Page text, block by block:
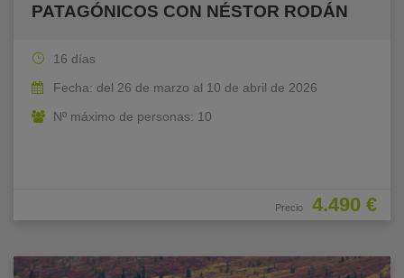
PATAGÓNICOS CON NÉSTOR RODÁN
Precio 4.490 €
16 días
Fecha: del 26 de marzo al 10 de abril de 2026
Nº máximo de personas: 10